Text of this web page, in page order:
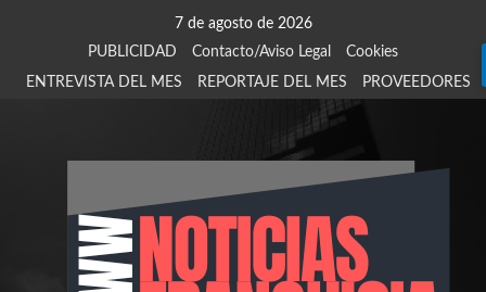
7 de agosto de 2026
PUBLICIDAD
Contacto/Aviso Legal
Cookies
ENTREVISTA DEL MES
REPORTAJE DEL MES PROVEEDORES
924 907